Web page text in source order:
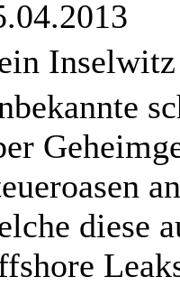
Inselwitz
diese